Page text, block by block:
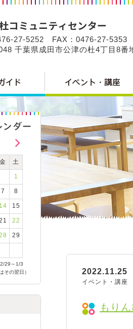
27-5252 FAX：0476-27-5353
千葉県成田市公津の杜4丁目8番
もり
2022.11.25
イベント・講座
金 土
1
7 8
14 15
22
29
29～1/3
その翌日）